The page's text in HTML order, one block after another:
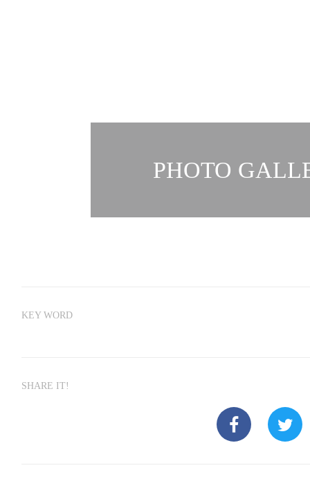
PHOTO
KEY WORD
SHARE IT!